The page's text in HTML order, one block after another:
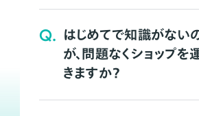
Q. はじめてで知識がない
が、問題なくショップを
きますか？